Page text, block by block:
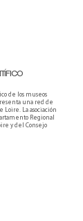
de los museos
una red de
La asociación
Regional
y del Consejo